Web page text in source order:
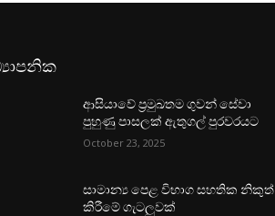
ආසියාවේ ප්‍රමුඛතම ගුවන් සේවා
පුහුණු පාසලක් ඇතුගල් පුරවරයට
October 23, 2025
සාමාන්‍ය පෙළ විභාග සහතික නිකුත්
කිරීමේ ගැටලුවක්